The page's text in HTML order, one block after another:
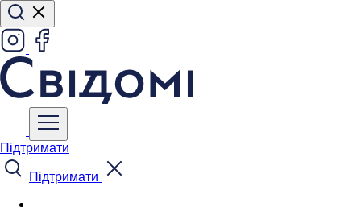
Підтримати
Підтримати